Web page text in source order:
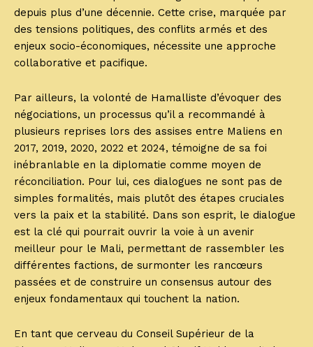
depuis plus d’une décennie. Cette crise, marquée par
des tensions politiques, des conflits armés et des
enjeux socio-économiques, nécessite une approche
collaborative et pacifique.
Par ailleurs, la volonté de Hamalliste d’évoquer des
négociations, un processus qu’il a recommandé à
plusieurs reprises lors des assises entre Maliens en
2017, 2019, 2020, 2022 et 2024, témoigne de sa foi
inébranlable en la diplomatie comme moyen de
réconciliation. Pour lui, ces dialogues ne sont pas de
simples formalités, mais plutôt des étapes cruciales
vers la paix et la stabilité. Dans son esprit, le dialogue
est la clé qui pourrait ouvrir la voie à un avenir
meilleur pour le Mali, permettant de rassembler les
différentes factions, de surmonter les rancœurs
passées et de construire un consensus autour des
enjeux fondamentaux qui touchent la nation.
En tant que cerveau du Conseil Supérieur de la